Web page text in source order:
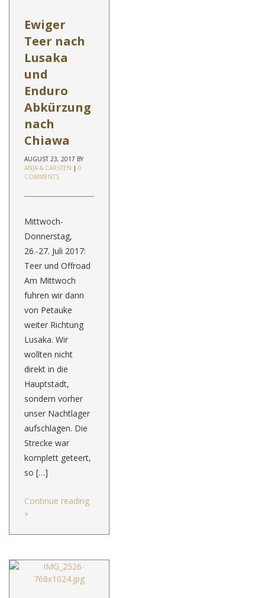
Ewiger
Teer nach
Lusaka
und
Enduro
Abkürzung
nach
Chiawa
AUGUST 23, 2017 BY
ANJA & CARSTEN | 0
COMMENTS
Mittwoch-
Donnerstag,
26.-27. Juli 2017:
Teer und Offroad
Am Mittwoch
fuhren wir dann
von Petauke
weiter Richtung
Lusaka. Wir
wollten nicht
direkt in die
Hauptstadt,
sondern vorher
unser Nachtlager
aufschlagen. Die
Strecke war
komplett geteert,
so […]
Continue reading
»